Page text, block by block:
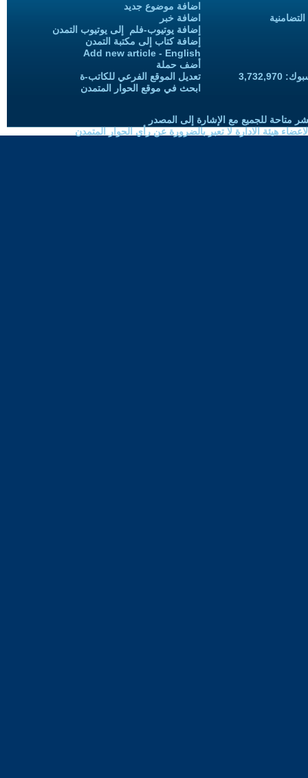
اضافة موضوع جديد
اضافة خبر
إضافة يوتيوب-فلم إلى يوتيوب التمدن
إضافة كتاب إلى مكتبة التمدن
Add new article - English
أضف حملة
تعديل الموقع الفرعي للكاتب-ة
ابحث في موقع الحوار المتمدن
متاحة للجميع مع الإشارة إلى المصدر
هيئة الادارة لا تعبر بالضرورة عن رأي الحوار المتمدن